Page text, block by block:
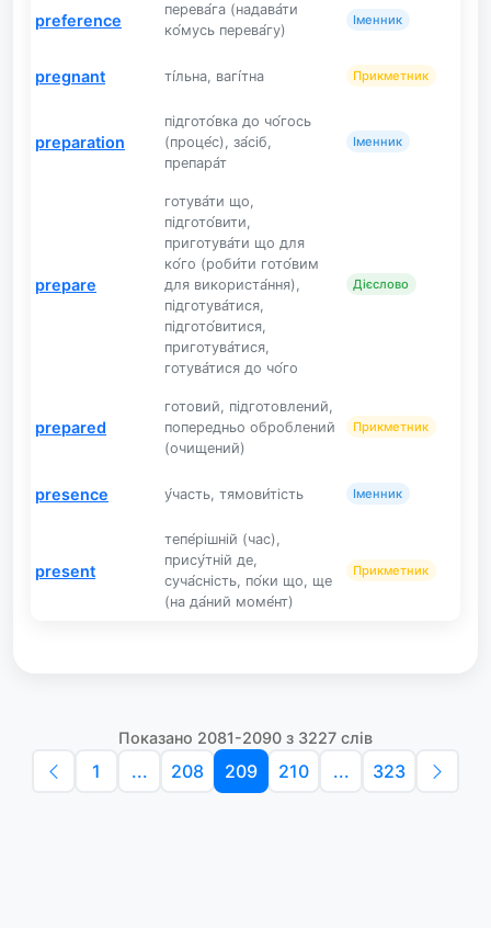
preference
перева́га (надава́ти
ко́мусь перева́гу)
Іменник
pregnant ті́льна, вагі́тна Прикметник
preparation
підгото́вка до чо́гось
(проце́с), за́сіб,
препара́т
Іменник
prepare
готува́ти що,
підгото́вити,
приготува́ти що для
ко́го (роби́ти гото́вим
для використа́ння),
підготува́тися,
підгото́витися,
приготува́тися,
готува́тися до чо́го
Дієслово
prepared
готовий, підготовлений,
попередньо оброблений
(очищений)
Прикметник
presence у́часть, тямови́тість Іменник
present
тепе́рішній (час),
прису́тній де,
суча́сність, по́ки що, ще
(на да́ний моме́нт)
Прикметник
Показано 2081-2090 з 3227 слів
1 ... 208 209 210 ... 323